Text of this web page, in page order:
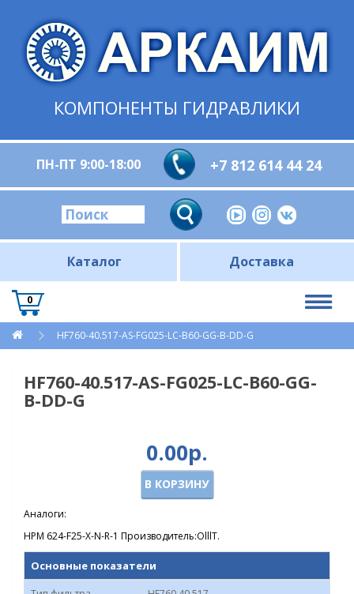
КОМПОНЕНТЫ ГИДРАВЛИКИ
ПН-ПТ 9:00-18:00 +7 812 614 44 24
Каталог Доставка
0
HF760-40.517-AS-FG025-LC-B60-GG-B-DD-G
HF760-40.517-AS-FG025-LC-B60-GG-
B-DD-G
0.00р.
В КОРЗИНУ
Аналоги:
HPM 624-F25-X-N-R-1 Производитель:OlllT.
Основные показатели